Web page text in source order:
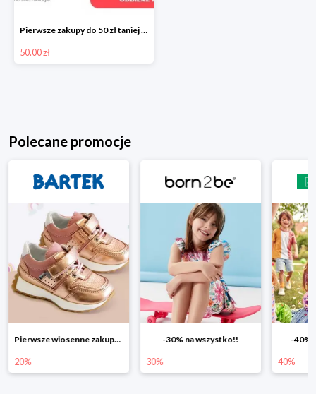
Pierwsze zakupy do 50 zł taniej przy zapisie do Newslettera Neonet
50.00 zł
Polecane promocje
Pierwsze wiosenne zakupy -20%
20%
-30% na wszystko!!
30%
-40%
40%